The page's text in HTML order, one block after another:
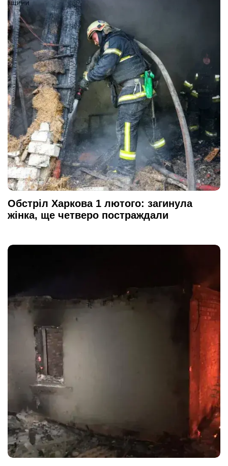
Обстріл Харкова 1 лютого: загинула
жінка, ще четверо постраждали